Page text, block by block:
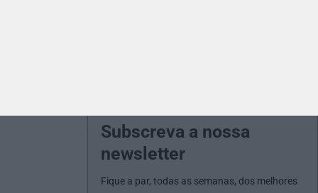
Subscreva a nossa
newsletter
Fique a par, todas as semanas, dos melhores